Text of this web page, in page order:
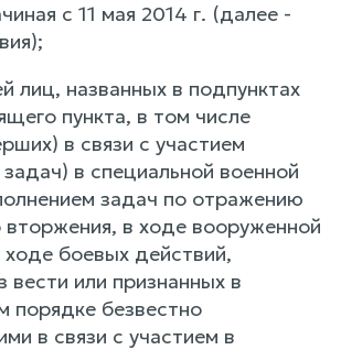
с 11 мая 2014 г. (далее -
лиц, названных в подпунктах
пункта, в том числе
в связи с участием
в специальной военной
задач по отражению
вторжения, в ходе вооруженной
боевых действий,
вести или признанных в
порядке безвестно
в связи с участием в